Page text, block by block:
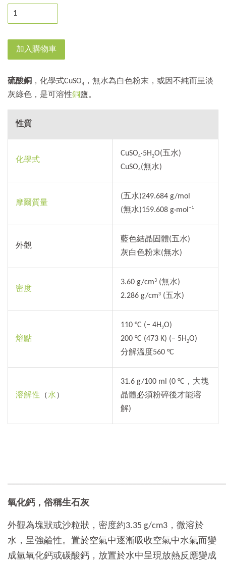
加入購物車
硫酸銅 ，化學式CuSO4
，無水為白色粉末，或因不純而呈淡
灰綠色，是可溶性銅鹽。
性質
化學式
CuSO4·5H 2O(五水)
CuSO4(無水)
摩爾質量
(五水)249.684 g/mol
(無水)159.608 g·mol⁻¹
外觀
藍色結晶固體(五水)
灰白色粉末(無水)
密度
3.60 g/cm3 (無水)
2.286 g/cm3 (五水)
熔點
110 °C (− 4H 2O)
200 °C (473 K) (− 5H 2O)
分解溫度560 °C
溶解性 （水）
31.6 g/100 ml (0 °C，大塊
晶體必須粉碎後才能溶
解)
氧化鈣，俗稱生石灰
外觀為塊狀或沙粒狀，密度約3.35 g/cm3，微溶於
水，呈強鹼性。置於空氣中逐漸吸收空氣中水氣而變
成氫氧化鈣或碳酸鈣，放置於水中呈現放熱反應變成